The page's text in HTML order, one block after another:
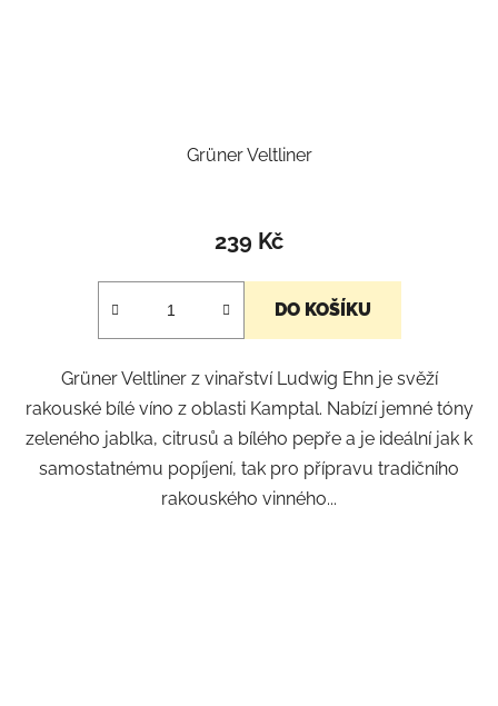
Grüner Veltliner
239 Kč
DO KOŠÍKU
Grüner Veltliner z vinařství Ludwig Ehn je svěží
rakouské bílé víno z oblasti Kamptal. Nabízí jemné tóny
zeleného jablka, citrusů a bílého pepře a je ideální jak k
samostatnému popíjení, tak pro přípravu tradičního
rakouského vinného...